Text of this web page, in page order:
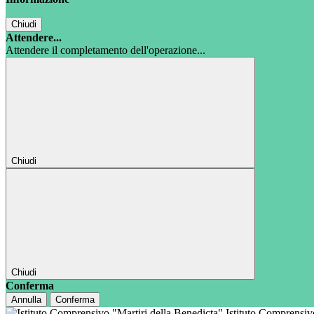
Chiudi
Attendere...
Attendere il completamento dell'operazione...
Chiudi
Chiudi
Conferma
Annulla Conferma